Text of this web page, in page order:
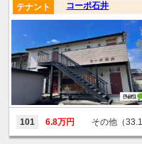
コーポ石井
テナント
101 6.8万円 その他（